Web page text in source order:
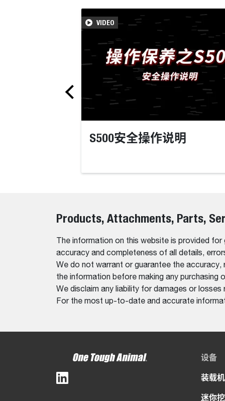
VIDEO
S500安全操作说明
Products, Attachments, Parts,
The information on this website is provided
accuracy and completeness of all details,
We do not warrant or guarantee the
the information before making any purchasing
We disclaim any liability for damages or
For the most up-to-date and accurate
设备
装载机
迷你